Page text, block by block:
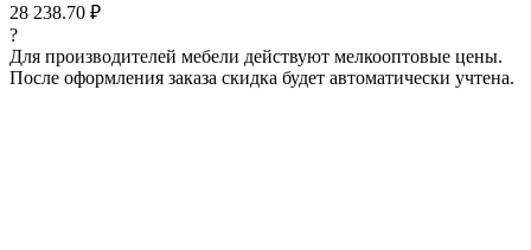
28 238.70 ₽
?
Для производителей мебели действуют мелкооптовые цены.
После оформления заказа скидка будет автоматически учтена.